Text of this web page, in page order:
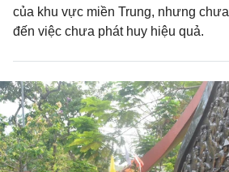
của khu vực miền Trung, nhưng
đến việc chưa phát huy hiệu quả.